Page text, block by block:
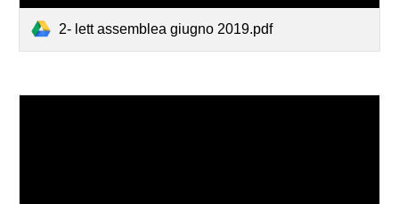
2- lett assemblea giugno 2019.pdf